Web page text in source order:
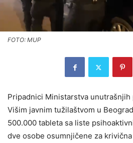
FOTO: MUP
Pripadnici Ministarstva unutrašnjih
Višim javnim tužilaštvom u
500.000 tableta sa liste
dve osobe osumnjičene za